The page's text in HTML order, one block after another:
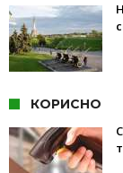
КОРИСНО